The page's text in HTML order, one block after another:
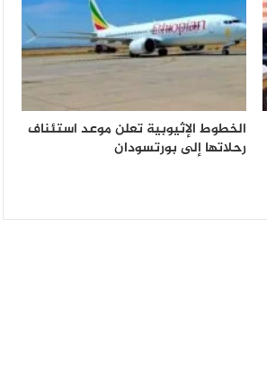
الخطوط الإثيوبية تعلن موعد استئناف
رحلاتها إلى بورتسودان